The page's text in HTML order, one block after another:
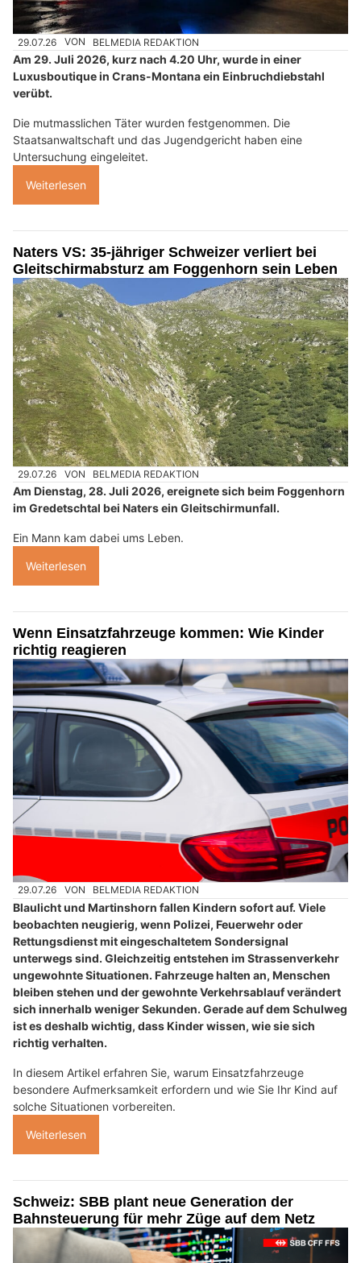
29.07.26 VON BELMEDIA REDAKTION
Am 29. Juli 2026, kurz nach 4.20 Uhr, wurde in einer
Luxusboutique in Crans-Montana ein Einbruchdiebstahl
verübt.
Die mutmasslichen Täter wurden festgenommen. Die
Staatsanwaltschaft und das Jugendgericht haben eine
Untersuchung eingeleitet.
Weiterlesen
Naters VS: 35-jähriger Schweizer verliert bei
Gleitschirmabsturz am Foggenhorn sein Leben
29.07.26 VON BELMEDIA REDAKTION
Am Dienstag, 28. Juli 2026, ereignete sich beim Foggenhorn
im Gredetschtal bei Naters ein Gleitschirmunfall.
Ein Mann kam dabei ums Leben.
Weiterlesen
Wenn Einsatzfahrzeuge kommen: Wie Kinder
richtig reagieren
29.07.26 VON BELMEDIA REDAKTION
Blaulicht und Martinshorn fallen Kindern sofort auf. Viele
beobachten neugierig, wenn Polizei, Feuerwehr oder
Rettungsdienst mit eingeschaltetem Sondersignal
unterwegs sind. Gleichzeitig entstehen im Strassenverkehr
ungewohnte Situationen. Fahrzeuge halten an, Menschen
bleiben stehen und der gewohnte Verkehrsablauf verändert
sich innerhalb weniger Sekunden. Gerade auf dem Schulweg
ist es deshalb wichtig, dass Kinder wissen, wie sie sich
richtig verhalten.
In diesem Artikel erfahren Sie, warum Einsatzfahrzeuge
besondere Aufmerksamkeit erfordern und wie Sie Ihr Kind auf
solche Situationen vorbereiten.
Weiterlesen
Schweiz: SBB plant neue Generation der
Bahnsteuerung für mehr Züge auf dem Netz